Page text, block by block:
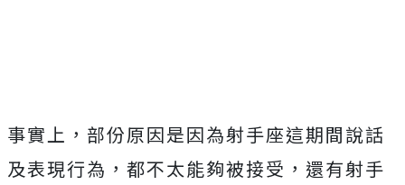
事實上，部份原因是因為射手座這期間說話
及表現行為，都不太能夠被接受，還有射手